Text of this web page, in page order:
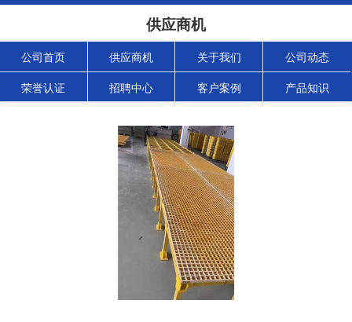
供应商机
公司首页 供应商机 关于我们 公司动态
荣誉认证 招聘中心 客户案例 产品知识